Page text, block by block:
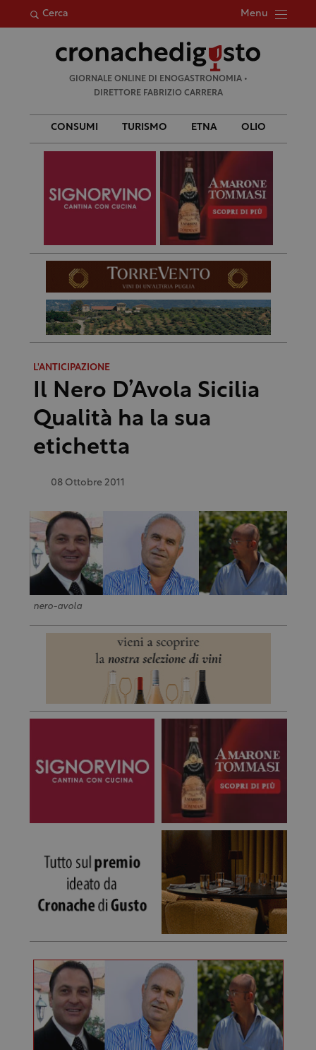
Cerca Menu
per:
GIORNALE ONLINE DI ENOGASTRONOMIA •
DIRETTORE FABRIZIO CARRERA
CONSUMI TURISMO ETNA OLIO
L'ANTICIPAZIONE
Il Nero D’Avola Sicilia
Qualità ha la sua
etichetta
08 Ottobre 2011
nero-avola